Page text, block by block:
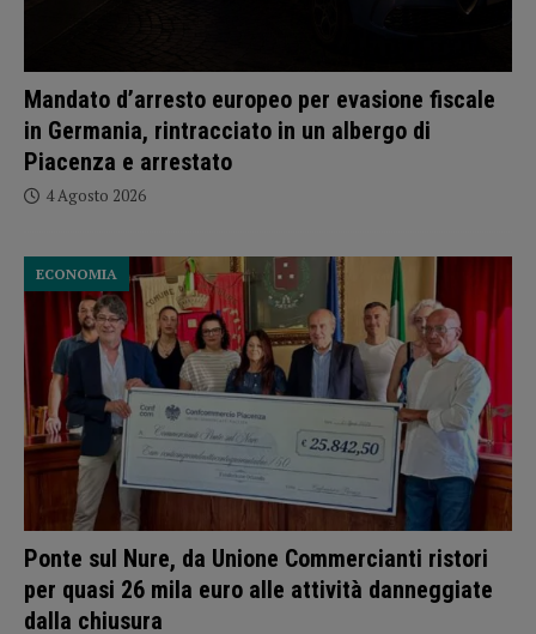
Mandato d’arresto europeo per evasione fiscale
in Germania, rintracciato in un albergo di
Piacenza e arrestato
4 Agosto 2026
Ponte sul Nure, da Unione Commercianti ristori
per quasi 26 mila euro alle attività danneggiate
dalla chiusura
ECONOMIA